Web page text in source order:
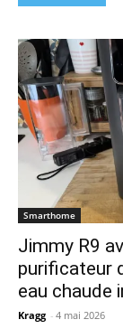
Smarthome
Jimmy R9
purificateur
eau chaude
Kragg - 4 mai 2026